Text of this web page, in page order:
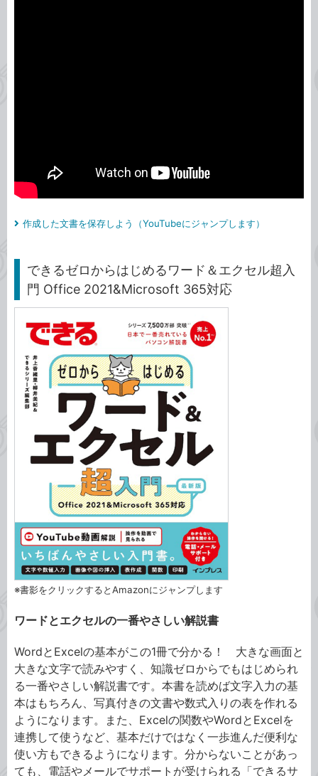
作成した文書を保存しよう（YouTubeにジャンプします）
できるゼロからはじめるワード＆エクセル超入
門 Office 2021&Microsoft 365対応
※書影をクリックするとAmazonにジャンプします
ワードとエクセルの一番やさしい解説書
WordとExcelの基本がこの1冊で分かる！ 大きな画面と
大きな文字で読みやすく、知識ゼロからでもはじめられ
る一番やさしい解説書です。本書を読めば文字入力の基
本はもちろん、写真付きの文書や数式入りの表を作れる
ようになります。また、Excelの関数やWordとExcelを
連携して使うなど、基本だけではなく一歩進んだ便利な
使い方もできるようになります。分からないことがあっ
ても、電話やメールでサポートが受けられる「できるサ